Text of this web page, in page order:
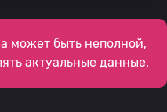
может быть неполной,
актуальные данные.